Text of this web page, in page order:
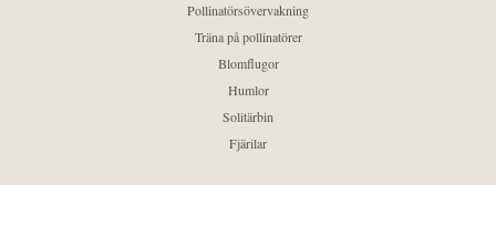
Pollinatörsövervakning
Träna på pollinatörer
Blomflugor
Humlor
Solitärbin
Fjärilar